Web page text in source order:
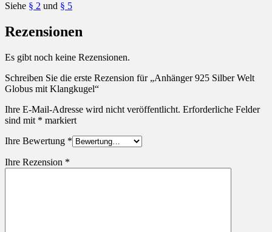
Siehe § 2 und § 5
Rezensionen
Es gibt noch keine Rezensionen.
Schreiben Sie die erste Rezension für „Anhänger 925 Silber Welt
Globus mit Klangkugel“
Ihre E-Mail-Adresse wird nicht veröffentlicht. Erforderliche Felder
sind mit * markiert
Ihre Bewertung *
Ihre Rezension *